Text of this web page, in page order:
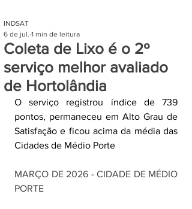
Coleta de Lixo é o 2º
serviço melhor avaliado
de Hortolândia
INDSAT
6 de jul. 1 min de leitura
O serviço registrou índice de 739
pontos, permaneceu em Alto Grau de
Satisfação e ficou acima da média das
Cidades de Médio Porte
MARÇO DE 2026 - CIDADE DE MÉDIO
PORTE